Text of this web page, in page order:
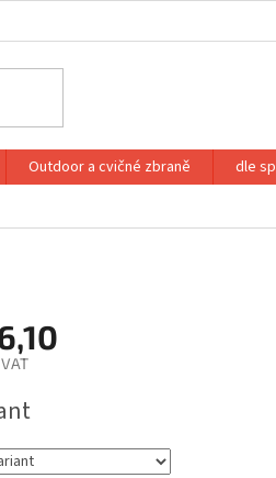
Outdoor a cvičné zbraně dle